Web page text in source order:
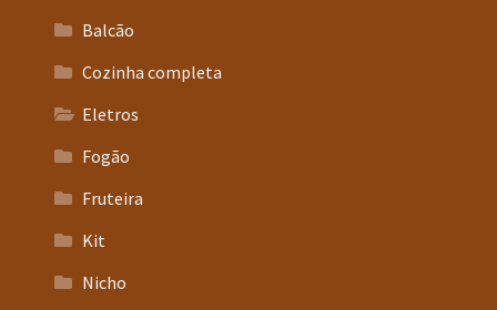
Balcão
Cozinha completa
Eletros
Fogão
Fruteira
Kit
Nicho